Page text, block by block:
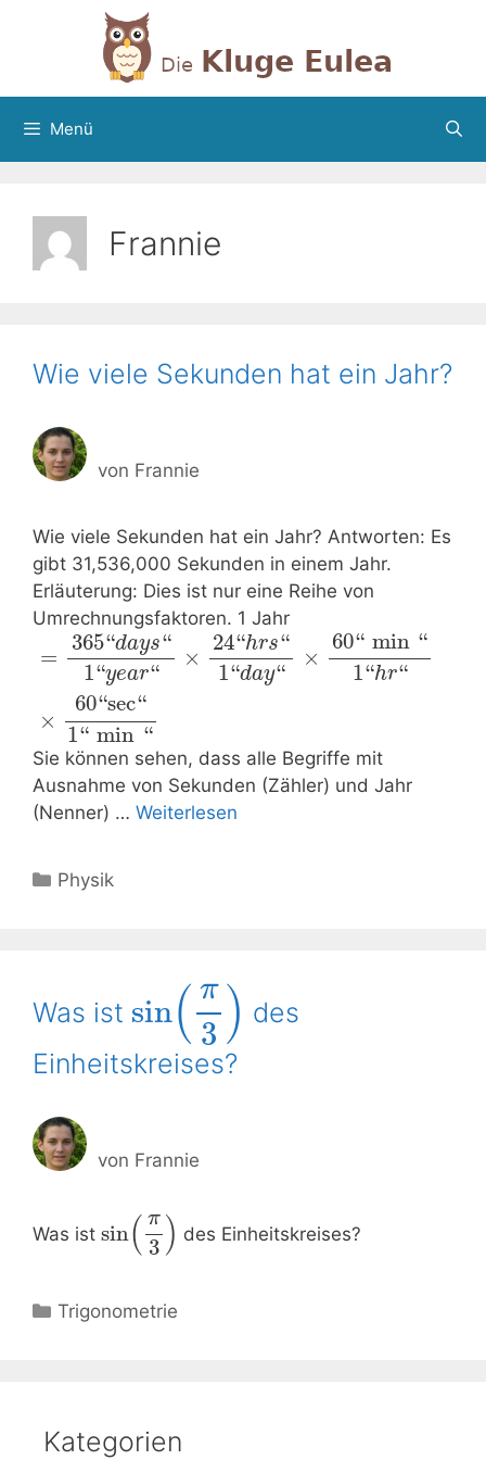
Menü
Frannie
Wie viele Sekunden hat ein Jahr?
von Frannie
Wie viele Sekunden hat ein Jahr? Antworten: Es
gibt 31,536,000 Sekunden in einem Jahr.
Erläuterung: Dies ist nur eine Reihe von
Umrechnungsfaktoren. 1 Jahr
=
365“days“
1“year“
×
24“hrs“
1“day“
×
60“ min “
1“hr“
×
60“sec“
1“ min “
Sie können sehen, dass alle Begriffe mit
Ausnahme von Sekunden (Zähler) und Jahr
(Nenner) … Weiterlesen
Kategorien
Physik
Was ist sin( π
3 ) des
Einheitskreises?
von Frannie
Was ist sin( π
3 ) des Einheitskreises?
Kategorien
Trigonometrie
Kategorien